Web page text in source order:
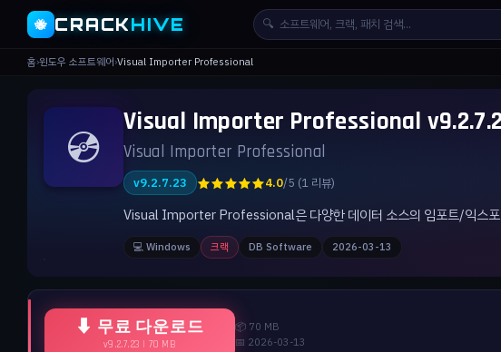
🐝 CRACKHIVE 🔍
홈›윈도우 소프트웨어›Visual Importer Professional
💿 Visual Importer Professional
Visual Importer Professional
v9.2.7.23 ★★★★★4.0/5 (1 리뷰)
Visual Importer Professional은 다양한 데이터 소스의 임포트/익스포
💻 Windows 크랙 DB Software 2026-03-13
⬇ 무료 다운로드
v9.2.7.23 | 70 MB
📦 70 MB
📅 2026-03-13